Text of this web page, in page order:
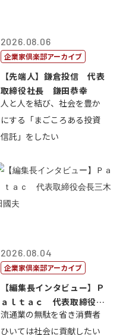
2026.08.06
企業家倶楽部アーカイブ
【先端人】鎌倉投信 代表
取締役社長 鎌田恭幸
人と人を結び、社会を豊か
にする「まごころある投資
信託」をしたい
2026.08.04
企業家倶楽部アーカイブ
【編集長インタビュー】Ｐ
ａｌｔａｃ 代表取締役会
長三木田國夫
流通業の無駄を省き消費者
ひいては社会に貢献したい